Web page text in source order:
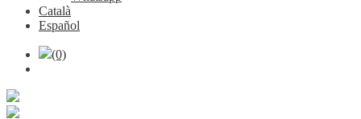
Català
Español
(0)